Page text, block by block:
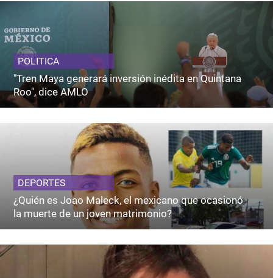
POLITICA
"Tren Maya generará inversión inédita en Quintana
Roo", dice AMLO
DEPORTES
¿Quién es Joao Maleck, el mexicano que ocasionó
la muerte de un joven matrimonio?